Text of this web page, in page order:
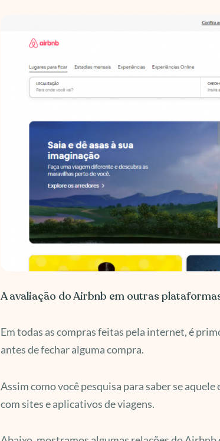
A avaliação do Airbnb em outras
Em todas as compras feitas pela internet, é
antes de fechar alguma compra.
Assim como você pesquisa para saber se
com sites e aplicativos de viagens.